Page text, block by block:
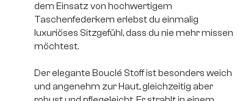
dem Einsatz von hochwertigem
Taschenfederkern erlebst du einmalig
luxuriöses Sitzgefühl, dass du nie mehr missen
möchtest.
Der elegante Bouclé Stoff ist besonders weich
und angenehm zur Haut, gleichzeitig aber